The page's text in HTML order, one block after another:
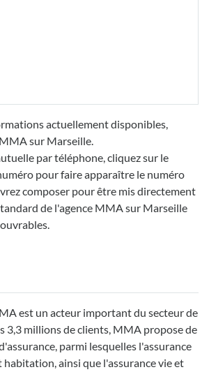
actuellement disponibles,
sur Marseille.
par téléphone, cliquez sur le
pour faire apparaître le numéro
composer pour être mis directement
de l'agence MMA sur Marseille
est un acteur important du secteur de
3,3 millions de clients, MMA propose de
parmi lesquelles l'assurance
habitation, ainsi que l'assurance vie et